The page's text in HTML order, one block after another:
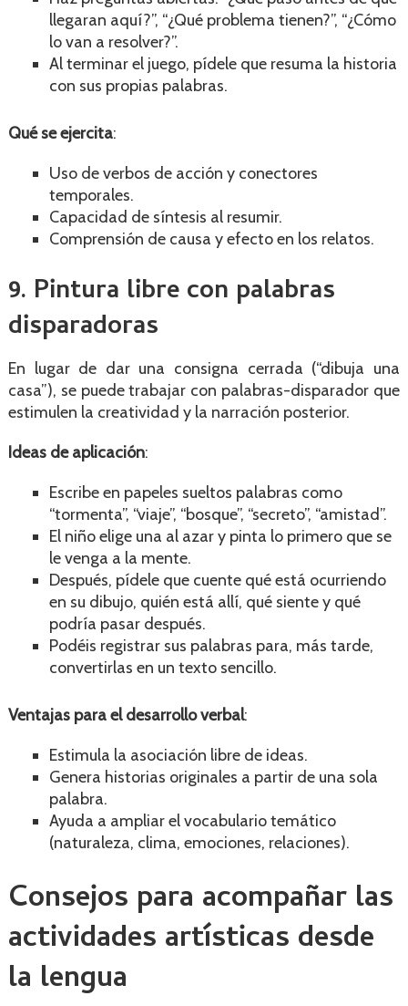
llegaran aquí?”, “¿Qué problema tienen?”, “¿Cómo
lo van a resolver?”.
Al terminar el juego, pídele que resuma la historia
con sus propias palabras.
Qué se ejercita:
Uso de verbos de acción y conectores
temporales.
Capacidad de síntesis al resumir.
Comprensión de causa y efecto en los relatos.
9. Pintura libre con palabras
disparadoras
En lugar de dar una consigna cerrada (“dibuja una
casa”), se puede trabajar con palabras-disparador que
estimulen la creatividad y la narración posterior.
Ideas de aplicación:
Escribe en papeles sueltos palabras como
“tormenta”, “viaje”, “bosque”, “secreto”, “amistad”.
El niño elige una al azar y pinta lo primero que se
le venga a la mente.
Después, pídele que cuente qué está ocurriendo
en su dibujo, quién está allí, qué siente y qué
podría pasar después.
Podéis registrar sus palabras para, más tarde,
convertirlas en un texto sencillo.
Ventajas para el desarrollo verbal:
Estimula la asociación libre de ideas.
Genera historias originales a partir de una sola
palabra.
Ayuda a ampliar el vocabulario temático
(naturaleza, clima, emociones, relaciones).
Consejos para acompañar las
actividades artísticas desde
la lengua